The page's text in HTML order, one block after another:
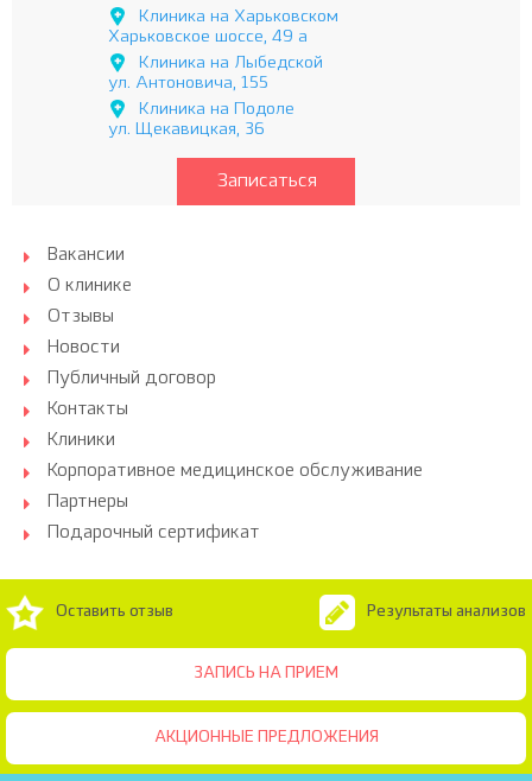
Клиника на Харьковском
Харьковское шоссе, 49 а
Клиника на Лыбедской
ул. Антоновича, 155
Клиника на Подоле
ул. Щекавицкая, 36
Записаться
Вакансии
О клинике
Отзывы
Новости
Публичный договор
Контакты
Клиники
Корпоративное медицинское обслуживание
Партнеры
Подарочный сертификат
ЗАПИСЬ НА ПРИЕМ
Оставить отзыв Результаты анализов
АКЦИОННЫЕ ПРЕДЛОЖЕНИЯ